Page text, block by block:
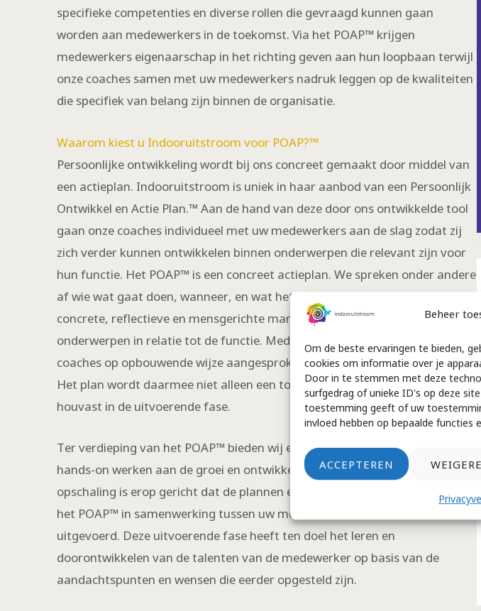
Beheer
Om de beste ervaringen te bieden,
cookies om informatie over je
Door in te stemmen met deze
surfgedrag of unieke ID's op deze
toestemming geeft of uw
invloed hebben op bepaalde functies
ACCEPTEREN
specifieke competenties en diverse rollen die gevraagd kunnen gaan
worden aan medewerkers in de toekomst. Via het POAP™ krijgen
medewerkers eigenaarschap in het richting geven aan hun loopbaan terwijl
onze coaches samen met uw medewerkers nadruk leggen op de kwaliteiten
die specifiek van belang zijn binnen de organisatie.
Waarom kiest u Indooruitstroom voor POAP?™
Persoonlijke ontwikkeling wordt bij ons concreet gemaakt door middel van
een actieplan. Indooruitstroom is uniek in haar aanbod van een Persoonlijk
Ontwikkel en Actie Plan.™ Aan de hand van deze door ons ontwikkelde tool
gaan onze coaches individueel met uw medewerkers aan de slag zodat zij
zich verder kunnen ontwikkelen binnen onderwerpen die relevant zijn voor
hun functie. Het POAP™ is een concreet actieplan. We spreken onder andere
af wie wat gaat doen, wanneer, en wat het doel is. Hierdoor wordt op een
concrete, reflectieve en mensgerichte manier gewerkt aan intrinsieke
onderwerpen in relatie tot de functie. Medewerkers worden door onze
coaches op opbouwende wijze aangesproken op dat wat is afgesproken.
Het plan wordt daarmee niet alleen een tool voor reflectie maar ook een
houvast in de uitvoerende fase.
Ter verdieping van het POAP™ bieden wij een opvolgend traject waarbij we
hands-on werken aan de groei en ontwikkeling van uw medewerkers. Deze
opschaling is erop gericht dat de plannen en afspraken die gemaakt zijn in
het POAP™ in samenwerking tussen uw medewerker en diens coach worden
uitgevoerd. Deze uitvoerende fase heeft ten doel het leren en
doorontwikkelen van de talenten van de medewerker op basis van de
aandachtspunten en wensen die eerder opgesteld zijn.